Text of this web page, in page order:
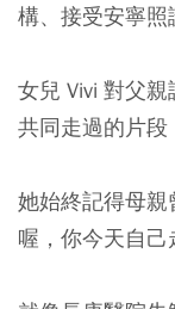
構、接受安寧照
女兒 Vivi 對父
共同走過的片段
她始終記得母
喔，你今天自己